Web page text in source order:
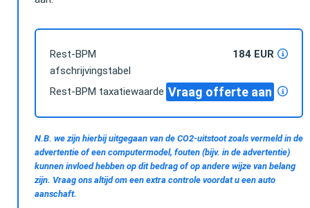
Rest-BPM
afschrijvingstabel
184 EUR
Rest-BPM taxatiewaarde Vraag offerte aan
N.B. we zijn hierbij uitgegaan van de CO2-uitstoot zoals vermeld in de
advertentie of een computermodel, fouten (bijv. in de advertentie)
kunnen invloed hebben op dit bedrag of op andere wijze van belang
zijn. Vraag ons altijd om een extra controle voordat u een auto
aanschaft.